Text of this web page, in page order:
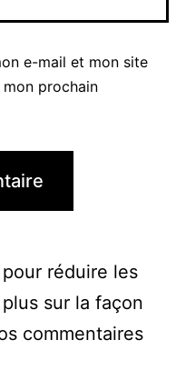
e-mail et mon site
prochain
réduire les
sur la façon
commentaires